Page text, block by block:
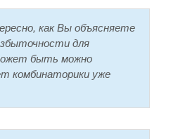
как Вы объясняете
для
быть можно
комбинаторики уже